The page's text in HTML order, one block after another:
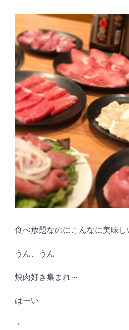
食べ放題なのにこんなに美味し
うん、うん
焼肉好き集まれ～
はーい
・